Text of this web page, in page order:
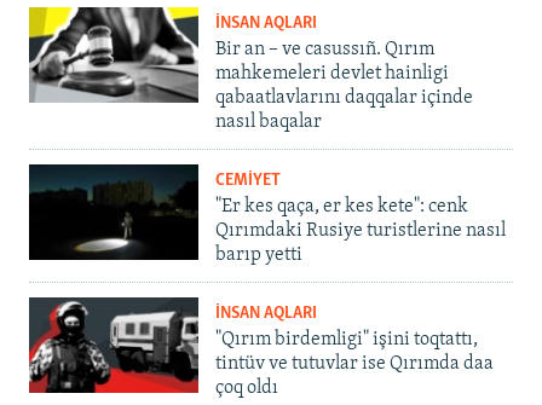
İNSAN AQLARI
Bir an – ve casussıñ. Qırım
mahkemeleri devlet hainligi
qabaatlavlarını daqqalar içinde
nasıl baqalar
CEMİYET
"Er kes qaça, er kes kete": cenk
Qırımdaki Rusiye turistlerine nasıl
barıp yetti
İNSAN AQLARI
"Qırım birdemligi" işini toqtattı,
tintüv ve tutuvlar ise Qırımda daa
çoq oldı